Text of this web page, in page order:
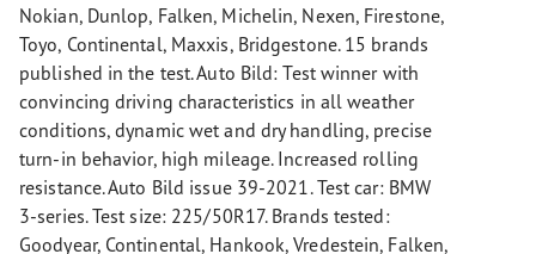
Nokian, Dunlop, Falken, Michelin, Nexen, Firestone,
Toyo, Continental, Maxxis, Bridgestone. 15 brands
published in the test. Auto Bild: Test winner with
convincing driving characteristics in all weather
conditions, dynamic wet and dry handling, precise
turn-in behavior, high mileage. Increased rolling
resistance. Auto Bild issue 39-2021. Test car: BMW
3-series. Test size: 225/50R17. Brands tested:
Goodyear, Continental, Hankook, Vredestein, Falken,